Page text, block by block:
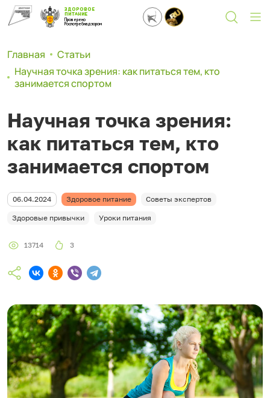
ЗДОРОВОЕ
ПИТАНИЕ
Проверено
Роспотребнадзором
Главная
Статьи
Научная точка зрения: как питаться тем, кто
занимается спортом
Научная точка зрения:
как питаться тем, кто
занимается спортом
06.04.2024 Здоровое питание Советы экспертов
Здоровые привычки Уроки питания
13714 3